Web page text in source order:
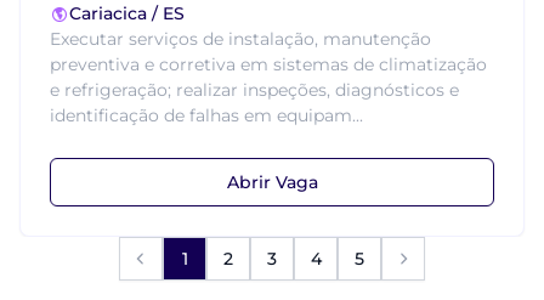
Cariacica / ES
Executar serviços de instalação, manutenção
preventiva e corretiva em sistemas de climatização
e refrigeração; realizar inspeções, diagnósticos e
identificação de falhas em equipam...
Abrir Vaga
1 2 3 4 5